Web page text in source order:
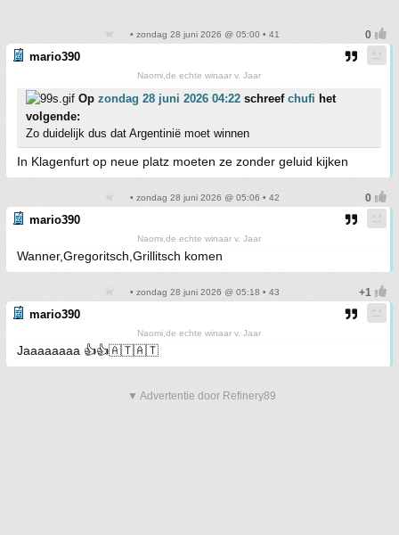
• zondag 28 juni 2026 @ 05:00 • 41
mario390
Naomi,de echte winaar v. Jaar
Op zondag 28 juni 2026 04:22 schreef chufi het
volgende:
Zo duidelijk dus dat Argentinië moet winnen
In Klagenfurt op neue platz moeten ze zonder geluid kijken
• zondag 28 juni 2026 @ 05:06 • 42
mario390
Naomi,de echte winaar v. Jaar
Wanner,Gregoritsch,Grillitsch komen
• zondag 28 juni 2026 @ 05:18 • 43
mario390
Naomi,de echte winaar v. Jaar
Jaaaaaaaa 👍👍🇦🇹🇦🇹
▼ Advertentie door Refinery89